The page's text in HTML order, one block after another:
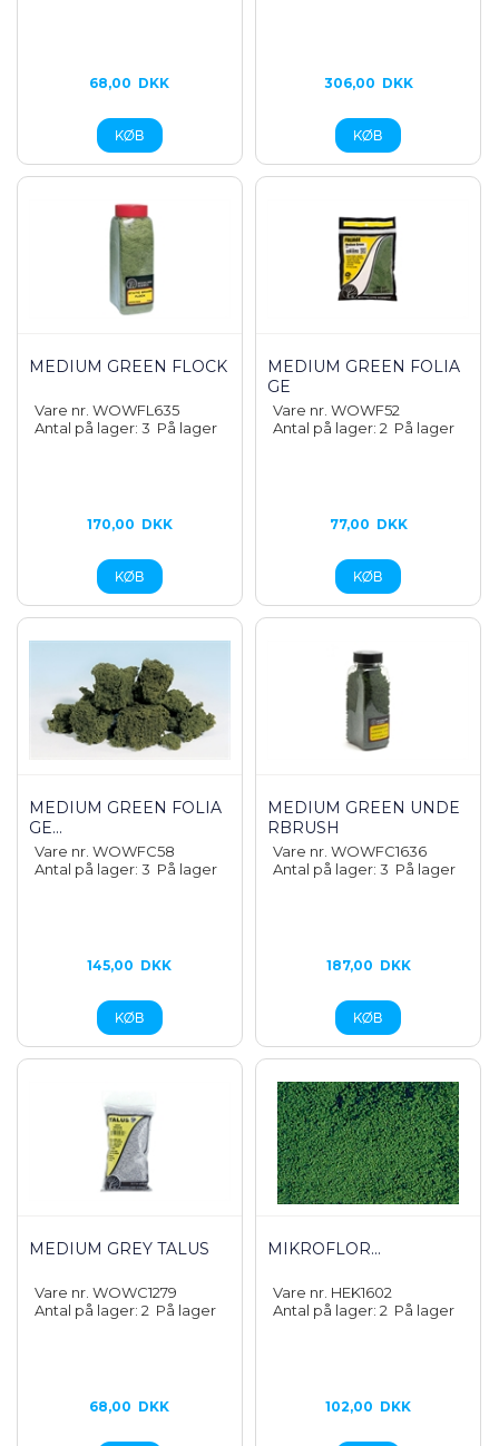
68,00 DKK 306,00 DKK
MEDIUM GREEN FLOCK
Vare nr. WOWFL635
Antal på lager: 3 På lager
170,00 DKK
MEDIUM GREEN FOLIA
GE
Vare nr. WOWF52
Antal på lager: 2 På lager
77,00 DKK
MEDIUM GREEN FOLIA
GE...
Vare nr. WOWFC58
Antal på lager: 3 På lager
145,00 DKK
MEDIUM GREEN UNDE
RBRUSH
Vare nr. WOWFC1636
Antal på lager: 3 På lager
187,00 DKK
MEDIUM GREY TALUS
Vare nr. WOWC1279
Antal på lager: 2 På lager
68,00 DKK
MIKROFLOR...
Vare nr. HEK1602
Antal på lager: 2 På lager
102,00 DKK